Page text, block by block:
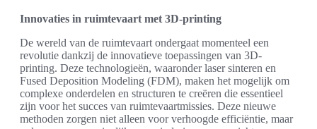
Innovaties in ruimtevaart met 3D-printing
De wereld van de ruimtevaart ondergaat momenteel een
revolutie dankzij de innovatieve toepassingen van 3D-
printing. Deze technologieën, waaronder laser sinteren en
Fused Deposition Modeling (FDM), maken het mogelijk om
complexe onderdelen en structuren te creëren die essentieel
zijn voor het succes van ruimtevaartmissies. Deze nieuwe
methoden zorgen niet alleen voor verhoogde efficiëntie, maar